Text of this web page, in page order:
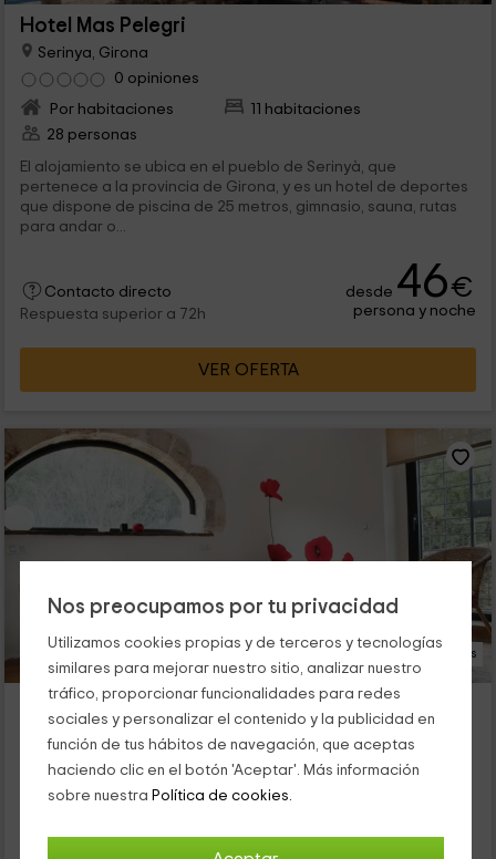
Nos preocupamos por tu privacidad
Utilizamos cookies propias y de terceros y tecnologías
similares para mejorar nuestro sitio, analizar nuestro
tráfico, proporcionar funcionalidades para redes
sociales y personalizar el contenido y la publicidad en
función de tus hábitos de navegación, que aceptas
haciendo clic en el botón 'Aceptar'. Más información
sobre nuestra Política de cookies.
Hotel Mas Pelegri
Serinya, Girona
0 opiniones
Por habitaciones
11 habitaciones
28 personas
El alojamiento se ubica en el pueblo de Serinyà, que
pertenece a la provincia de Girona, y es un hotel de deportes
que dispone de piscina de 25 metros, gimnasio, sauna, rutas
para andar o...
Contacto directo
Respuesta superior a 72h
desde 46€
persona y noche
VER OFERTA
19 Fotos
Mas Martís
Serinya, Girona
Por habitaciones
5 habitaciones